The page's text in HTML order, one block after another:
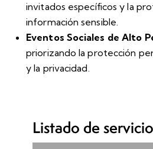
invitados específicos y la
información sensible.
Eventos Sociales de Alto
priorizando la protección
y la privacidad.
Listado de